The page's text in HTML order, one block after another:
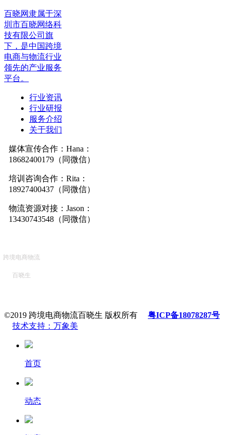
百晓网隶属于深
圳市百晓网络科
技有限公司旗
下，是中国跨境
电商与物流行业
领先的产业服务
平台。
行业资讯
行业研报
服务介绍
关于我们
媒体宣传合作：Hana：
18682400179（同微信）
培训咨询合作：Rita：
18927400437（同微信）
物流资源对接：Jason：
13430743548（同微信）
跨境电商物流
百晓生
©2019 跨境电商物流百晓生 版权所有 粤ICP备18078287号
技术支持：万象美
首页
动态